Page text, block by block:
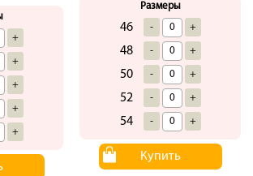
+
+
+
+
+
Размеры
46 - +
48 - +
50 - +
52 - +
54 - +
Купить